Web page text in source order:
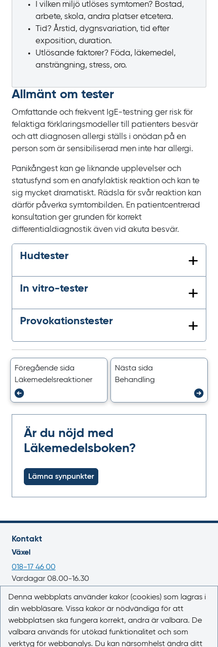
I vilken miljö utlöses symtomen? Bostad,
arbete, skola, andra platser etcetera.
Tid? Årstid, dygnsvariation, tid efter
exposition, duration.
Utlösande faktorer? Föda, läkemedel,
ansträngning, stress, oro.
Allmänt om tester
Omfattande och frekvent IgE‍-‍testning ger risk för
felaktiga förklaringsmodeller till patienters besvär
och att diagnosen allergi ställs i onödan på en
person som är sensibiliserad men inte har allergi.
Panikångest kan ge liknande upplevelser och
statusfynd som en anafylaktisk reaktion och kan te
sig mycket dramatiskt. Rädsla för svår reaktion kan
därför påverka symtombilden. En patientcentrerad
konsultation ger grunden för korrekt
differentialdiagnostik även vid akuta besvär.
Hudtester
In vitro-tester
Provokations­tester
Föregående sida
Läkemedels­reaktioner
Nästa sida
Behandling
Är du nöjd med
Läkemedelsboken?
Lämna synpunkter
Kontakt
Växel
018-17 46 00
Vardagar 08.00-16.30
E-post
registrator@lakemedelsverket.se
Om webbplatsen
Denna webbplats använder kakor (cookies) som lagras i
din webbläsare. Vissa kakor är nödvändiga för att
webbplatsen ska fungera korrekt, andra är valbara. De
valbara används för utökad funktionalitet och som
verktyg för webbanalys. Du kan närsomhelst ändra ditt